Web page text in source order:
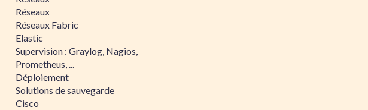
Réseaux
Réseaux Fabric
Elastic
Supervision : Graylog, Nagios,
Prometheus, ...
Déploiement
Solutions de sauvegarde
Cisco